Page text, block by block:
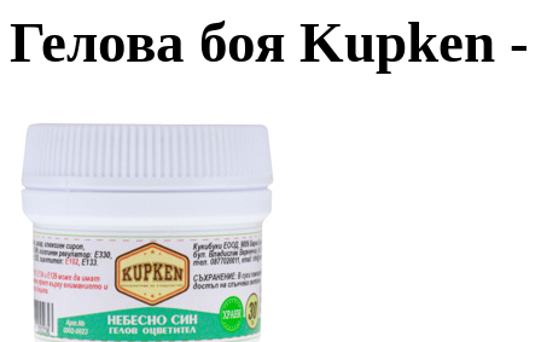
Гелова боя Kupken